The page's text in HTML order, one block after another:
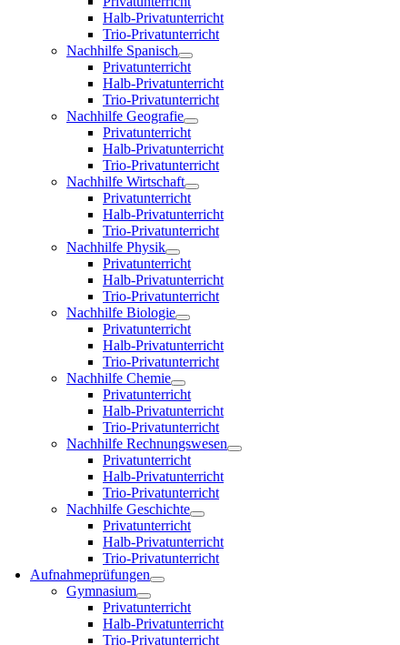
Halb-Privatunterricht
Trio-Privatunterricht
Nachhilfe Spanisch
Privatunterricht
Halb-Privatunterricht
Trio-Privatunterricht
Nachhilfe Geografie
Privatunterricht
Halb-Privatunterricht
Trio-Privatunterricht
Nachhilfe Wirtschaft
Privatunterricht
Halb-Privatunterricht
Trio-Privatunterricht
Nachhilfe Physik
Privatunterricht
Halb-Privatunterricht
Trio-Privatunterricht
Nachhilfe Biologie
Privatunterricht
Halb-Privatunterricht
Trio-Privatunterricht
Nachhilfe Chemie
Privatunterricht
Halb-Privatunterricht
Trio-Privatunterricht
Nachhilfe Rechnungswesen
Privatunterricht
Halb-Privatunterricht
Trio-Privatunterricht
Nachhilfe Geschichte
Privatunterricht
Halb-Privatunterricht
Trio-Privatunterricht
Aufnahmeprüfungen
Gymnasium
Privatunterricht
Halb-Privatunterricht
Trio-Privatunterricht